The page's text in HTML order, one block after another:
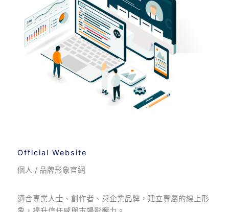
Official Website
個人 / 品牌形象官網
適合專業人士、創作者、與企業品牌，建立專屬的線上形